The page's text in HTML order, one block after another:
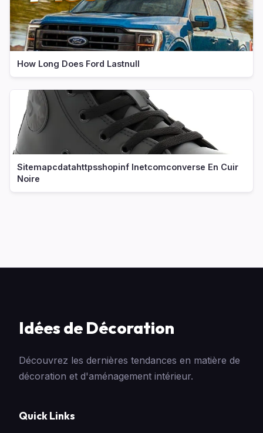
How Long Does Ford Lastnull
Sitemapcdatahttpsshopinf Inetcomconverse En Cuir
Noire
Idées de Décoration
Découvrez les dernières tendances en matière de
décoration et d'aménagement intérieur.
Quick Links